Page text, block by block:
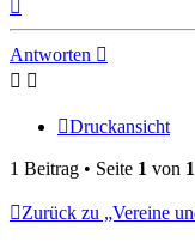
Antworten
Druckansicht
1 Beitrag • Seite 1 von 1
Zurück zu „Vereine